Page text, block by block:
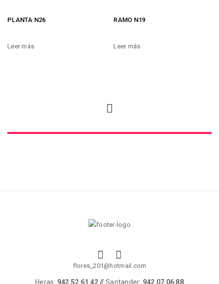
PLANTA N26
Leer más
RAMO N19
Leer más
flores_201@hotmail.com
Heras: 942 52 61 42 // Santander: 942 07 06 88